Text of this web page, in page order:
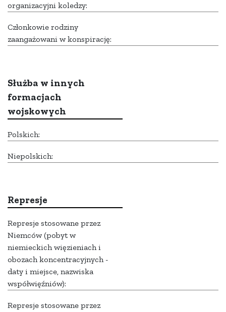
organizacyjni koledzy:
Członkowie rodziny
zaangażowani w konspirację:
Służba w innych
formacjach
wojskowych
Polskich:
Niepolskich:
Represje
Represje stosowane przez
Niemców (pobyt w
niemieckich więzieniach i
obozach koncentracyjnych -
daty i miejsce, nazwiska
współwięźniów):
Represje stosowane przez